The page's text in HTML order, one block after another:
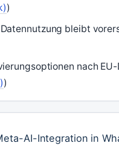
)
bleibt
nach
)
AI-Integration in